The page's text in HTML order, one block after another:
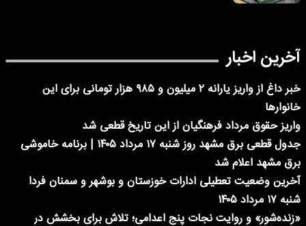
آخرین اخبار
خبر داغ از واریز یارانه ۲ میلیون و ۹۸۵ هزار تومانی برای این
خانوارها
واریز حقوق مرداد فرهنگیان از این تاریخ قطعی شد
جدول قطعی برق مشهد روز شنبه ۱۷ مرداد ۱۴۰۵ | برنامه خاموشی
برق مشهد اعلام شد
آخرین وضعیت تعطیلی ادارات خوزستان و بوشهر و سمنان فردا
شنبه ۱۷ مرداد ۱۴۰۵
«زنده‌شور» و روایت نجات پنج اعدامی؛ تلاش برای بخشش در